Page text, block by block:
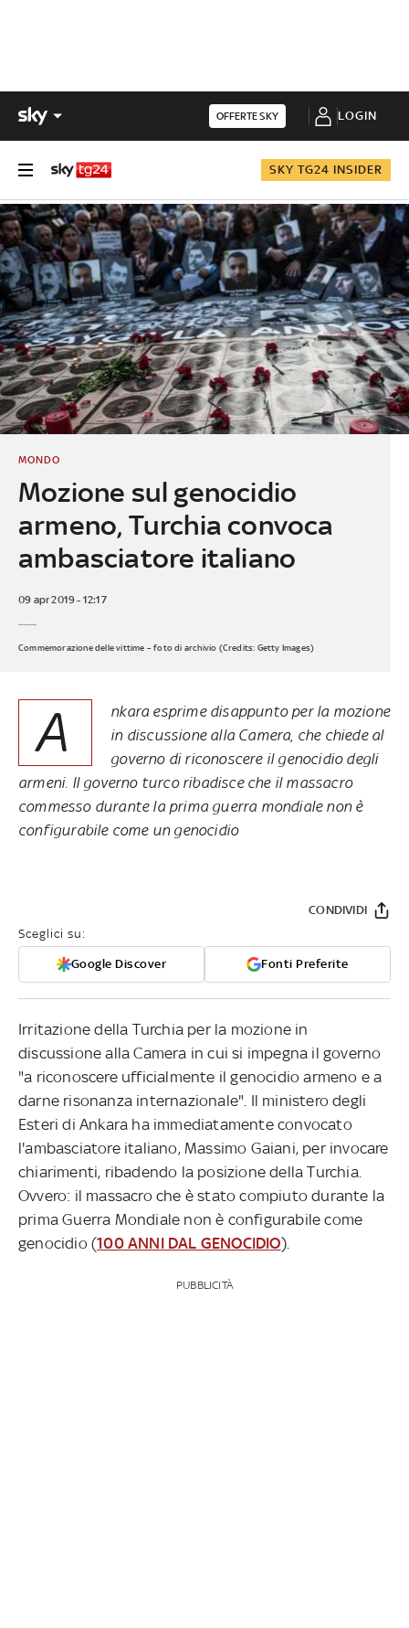
OFFERTE SKY LOGIN
SKY TG24 INSIDER
Mozione sul genocidio
armeno, Turchia convoca
ambasciatore italiano
MONDO
09 apr 2019 - 12:17
Commemorazione delle vittime – foto di archivio (Credits: Getty Images)
A
nkara esprime disappunto per la mozione
in discussione alla Camera, che chiede al
governo di riconoscere il genocidio degli
armeni. Il governo turco ribadisce che il massacro
commesso durante la prima guerra mondiale non è
configurabile come un genocidio
Sceglici su:
Google Discover Fonti Preferite
CONDIVIDI
Irritazione della Turchia per la mozione in
discussione alla Camera in cui si impegna il governo
"a riconoscere ufficialmente il genocidio armeno e a
darne risonanza internazionale". Il ministero degli
Esteri di Ankara ha immediatamente convocato
l'ambasciatore italiano, Massimo Gaiani, per invocare
chiarimenti, ribadendo la posizione della Turchia.
Ovvero: il massacro che è stato compiuto durante la
prima Guerra Mondiale non è configurabile come
genocidio (100 ANNI DAL GENOCIDIO).
PUBBLICITÀ